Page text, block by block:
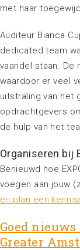
met haar
Auditeur Bianca
dedicated team
vaandel staan. De
waardoor er veel
uitstraling van het
opdrachtgevers
de hulp van het
Organiseren bij
Benieuwd hoe
voegen aan jouw
en plan een
Goed
Greater